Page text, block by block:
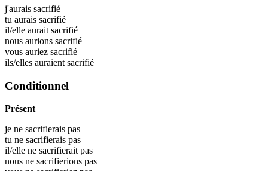
j'aurais sacrifié
tu aurais sacrifié
il/elle aurait sacrifié
nous aurions sacrifié
vous auriez sacrifié
ils/elles auraient sacrifié
Conditionnel
Présent
je ne sacrifierais pas
tu ne sacrifierais pas
il/elle ne sacrifierait pas
nous ne sacrifierions pas